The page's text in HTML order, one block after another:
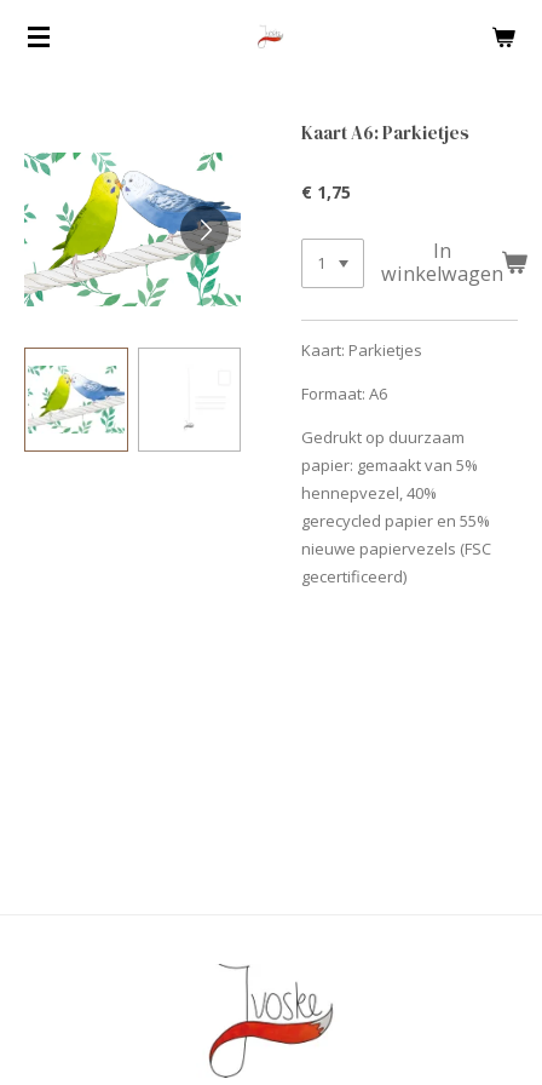
Ga
direct
Kaart A6: Parkietjes
€ 1,75
In
winkelwagen
Kaart: Parkietjes
Formaat: A6
Gedrukt op duurzaam
papier: gemaakt van 5%
hennepvezel, 40%
gerecycled papier en 55%
nieuwe papiervezels (FSC
gecertificeerd)